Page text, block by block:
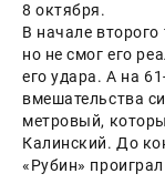
8 октября.
В начале
но не смог его
его удара. А на
вмешательства
метровый,
Калинский. До
«Рубин»